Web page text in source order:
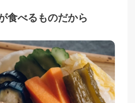
食べるものだから